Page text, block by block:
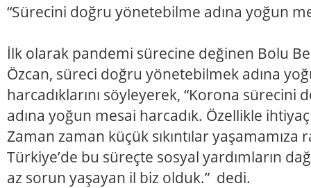
“Sürecini doğru yönetebilme adına yoğun
İlk olarak pandemi sürecine değinen Bolu
Özcan, süreci doğru yönetebilmek adına
harcadıklarını söyleyerek, “Korona sürecini
adına yoğun mesai harcadık. Özellikle
Zaman zaman küçük sıkıntılar yaşamamıza
Türkiye’de bu süreçte sosyal yardımların
az sorun yaşayan il biz olduk.” dedi.